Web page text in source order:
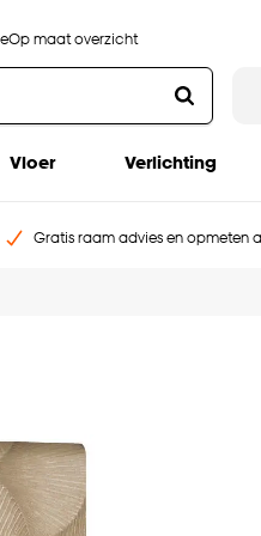
Op maat overzicht
Vloer Verlichting
Gratis raam advies en opmeten